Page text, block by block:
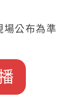
場公布為準